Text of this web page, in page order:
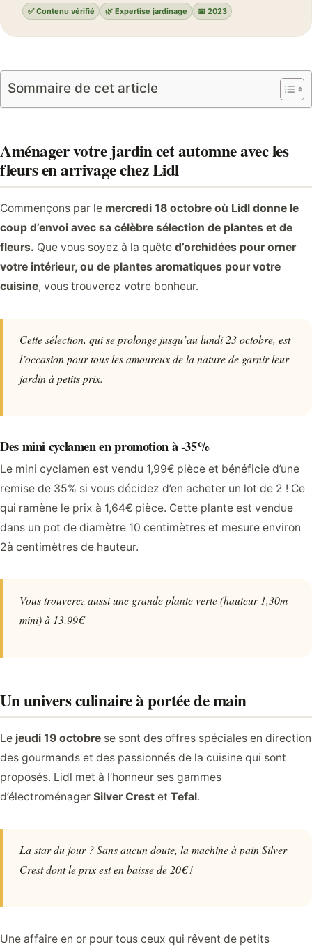
✅ Contenu vérifié 🌿 Expertise jardinage 📅 2023
Sommaire de cet article
Aménager votre jardin cet automne avec les
fleurs en arrivage chez Lidl
Commençons par le mercredi 18 octobre où Lidl donne le
coup d’envoi avec sa célèbre sélection de plantes et de
fleurs. Que vous soyez à la quête d’orchidées pour orner
votre intérieur, ou de plantes aromatiques pour votre
cuisine, vous trouverez votre bonheur.
Cette sélection, qui se prolonge jusqu’au lundi 23 octobre, est
l’occasion pour tous les amoureux de la nature de garnir leur
jardin à petits prix.
Des mini cyclamen en promotion à -35%
Le mini cyclamen est vendu 1,99€ pièce et bénéficie d’une
remise de 35% si vous décidez d’en acheter un lot de 2 ! Ce
qui ramène le prix à 1,64€ pièce. Cette plante est vendue
dans un pot de diamètre 10 centimètres et mesure environ
2à centimètres de hauteur.
Vous trouverez aussi une grande plante verte (hauteur 1,30m
mini) à 13,99€
Un univers culinaire à portée de main
Le jeudi 19 octobre se sont des offres spéciales en direction
des gourmands et des passionnés de la cuisine qui sont
proposés. Lidl met à l’honneur ses gammes
d’électroménager Silver Crest et Tefal.
La star du jour ? Sans aucun doute, la machine à pain Silver
Crest dont le prix est en baisse de 20€ !
Une affaire en or pour tous ceux qui rêvent de petits